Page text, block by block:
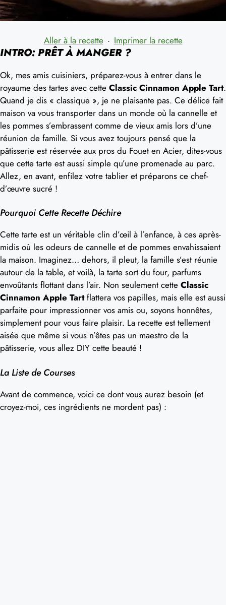
Aller à la recette · Imprimer la recette
INTRO: PRÊT À MANGER ?
Ok, mes amis cuisiniers, préparez-vous à entrer dans le
royaume des tartes avec cette Classic Cinnamon Apple Tart.
Quand je dis « classique », je ne plaisante pas. Ce délice fait
maison va vous transporter dans un monde où la cannelle et
les pommes s’embrassent comme de vieux amis lors d’une
réunion de famille. Si vous avez toujours pensé que la
pâtisserie est réservée aux pros du Fouet en Acier, dites-vous
que cette tarte est aussi simple qu’une promenade au parc.
Allez, en avant, enfilez votre tablier et préparons ce chef-
d’œuvre sucré !
Pourquoi Cette Recette Déchire
Cette tarte est un véritable clin d’œil à l’enfance, à ces après-
midis où les odeurs de cannelle et de pommes envahissaient
la maison. Imaginez… dehors, il pleut, la famille s’est réunie
autour de la table, et voilà, la tarte sort du four, parfums
envoûtants flottant dans l’air. Non seulement cette Classic
Cinnamon Apple Tartflattera vos papilles, mais elle est aussi
parfaite pour impressionner vos amis ou, soyons honnêtes,
simplement pour vous faire plaisir. La recette est tellement
aisée que même si vous n’êtes pas un maestro de la
pâtisserie, vous allez DIY cette beauté !
La Liste de Courses
Avant de commence, voici ce dont vous aurez besoin (et
croyez-moi, ces ingrédients ne mordent pas) :